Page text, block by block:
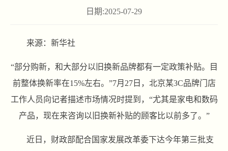
日期:2025-07-29
来源：新华社
“部分购新，和大部分以旧换新品牌都有一定政策补贴。目
前整体换新率在15%左右。”7月27日，北京某3C品牌门店
工作人员向记者描述市场情况时提到，“尤其是家电和数码
产品，现在来咨询以旧换新补贴的顾客比以前多了。”
近日，财政部配合国家发展改革委下达今年第三批支